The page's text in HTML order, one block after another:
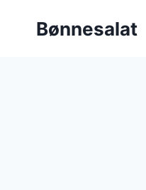
Bønnesalat